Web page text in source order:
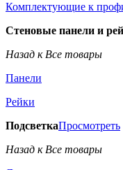
Комплектующие к
Стеновые панели и
Назад к Все товары
Панели
Рейки
ПодсветкаПросмотреть
Назад к Все товары